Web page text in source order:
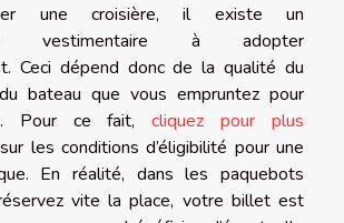
une croisière, il existe un
vestimentaire à adopter
Ceci dépend donc de la qualité du
bateau que vous empruntez pour
Pour ce fait,cliquez pour plus
sur les conditions d’éligibilité pour une
En réalité, dans les paquebots
vite la place, votre billet est